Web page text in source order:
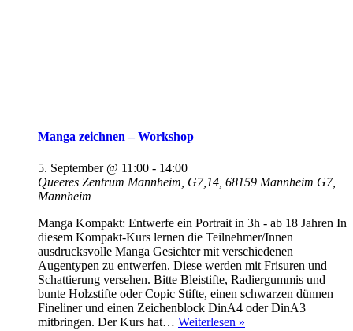
Manga zeichnen – Workshop
5. September @ 11:00 - 14:00
Queeres Zentrum Mannheim, G7,14, 68159 Mannheim G7,
Mannheim
Manga Kompakt: Entwerfe ein Portrait in 3h - ab 18 Jahren In
diesem Kompakt-Kurs lernen die Teilnehmer/Innen
ausdrucksvolle Manga Gesichter mit verschiedenen
Augentypen zu entwerfen. Diese werden mit Frisuren und
Schattierung versehen. Bitte Bleistifte, Radiergummis und
bunte Holzstifte oder Copic Stifte, einen schwarzen dünnen
Fineliner und einen Zeichenblock DinA4 oder DinA3
mitbringen. Der Kurs hat… Weiterlesen »